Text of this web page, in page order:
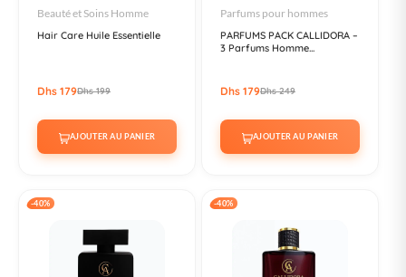
Beauté et Soins Homme
Hair Care Huile Essentielle
Dhs 179Dhs 199
AJOUTER AU PANIER
Parfums pour hommes
PARFUMS PACK CALLIDORA –
3 Parfums Homme...
Dhs 179Dhs 249
AJOUTER AU PANIER
-40% -40%